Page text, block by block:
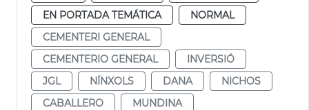
EN PORTADA TEMÁTICA
NORMAL
CEMENTERI GENERAL
CEMENTERIO GENERAL
INVERSIÓ
JGL
NÍNXOLS DANA
NICHOS
CABALLERO
MUNDINA